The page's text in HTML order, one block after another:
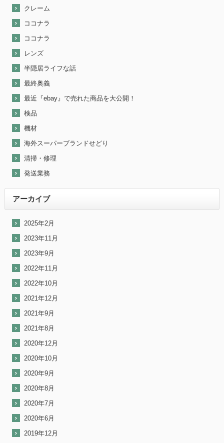
クレーム
ココナラ
ココナラ
レンズ
半隠居ライフな話
最終奥義
最近『ebay』で売れた商品を大公開！
検品
機材
海外スーパーブランドせどり
清掃・修理
発送業務
アーカイブ
2025年2月
2023年11月
2023年9月
2022年11月
2022年10月
2021年12月
2021年9月
2021年8月
2020年12月
2020年10月
2020年9月
2020年8月
2020年7月
2020年6月
2019年12月